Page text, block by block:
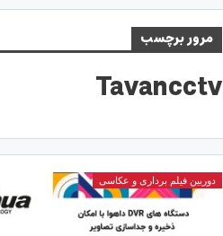
مرور برچسب
Tavancctv
دوربین فیلم برداری و عکاسی